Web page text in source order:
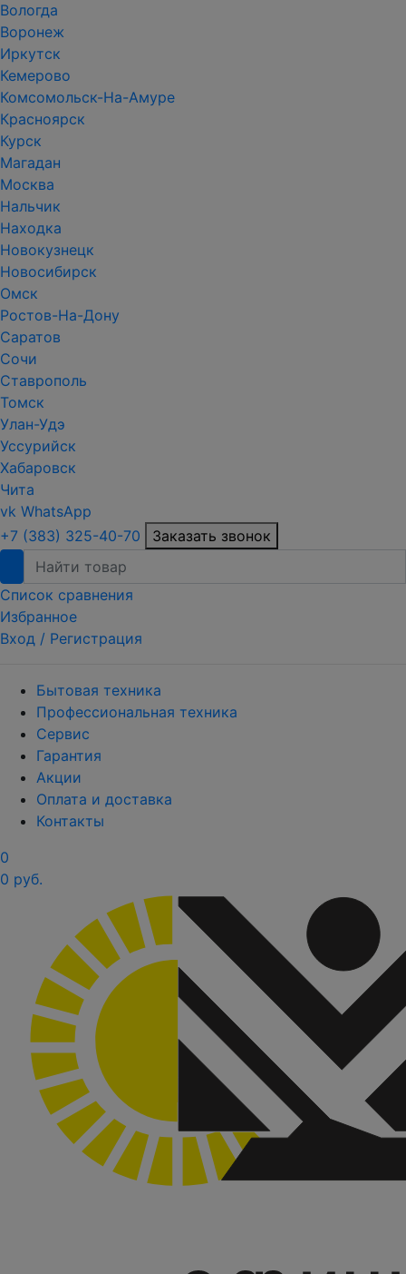
Вологда
Воронеж
Иркутск
Кемерово
Комсомольск-На-Амуре
Красноярск
Курск
Магадан
Москва
Нальчик
Находка
Новокузнецк
Новосибирск
Омск
Ростов-На-Дону
Саратов
Сочи
Ставрополь
Томск
Улан-Удэ
Уссурийск
Хабаровск
Чита
vk WhatsApp
+7 (383) 325-40-70
Заказать звонок
Список сравнения
Избранное
Вход / Регистрация
Бытовая техника
Профессиональная техника
Сервис
Гарантия
Акции
Оплата и доставка
Контакты
0
0 руб.